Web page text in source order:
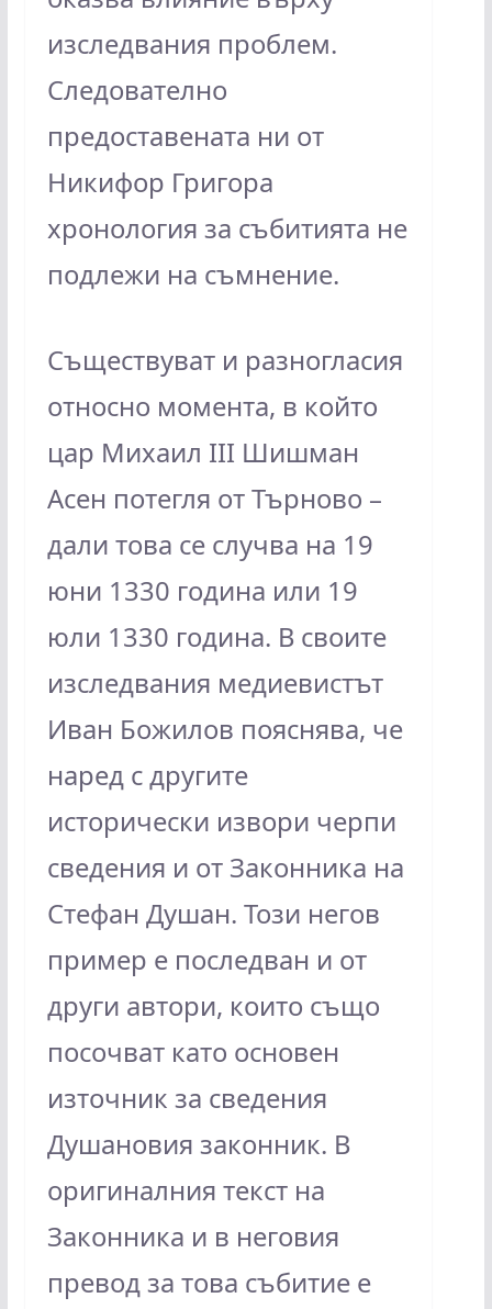
изследвания проблем.
Следователно
предоставената ни от
Никифор Григора
хронология за събитията не
подлежи на съмнение.
Съществуват и разногласия
относно момента, в който
цар Михаил III Шишман
Асен потегля от Търново –
дали това се случва на 19
юни 1330 година или 19
юли 1330 година. В своите
изследвания медиевистът
Иван Божилов пояснява, че
наред с другите
исторически извори черпи
сведения и от Законника на
Стефан Душан. Този негов
пример е последван и от
други автори, които също
посочват като основен
източник за сведения
Душановия законник. В
оригиналния текст на
Законника и в неговия
превод за това събитие е